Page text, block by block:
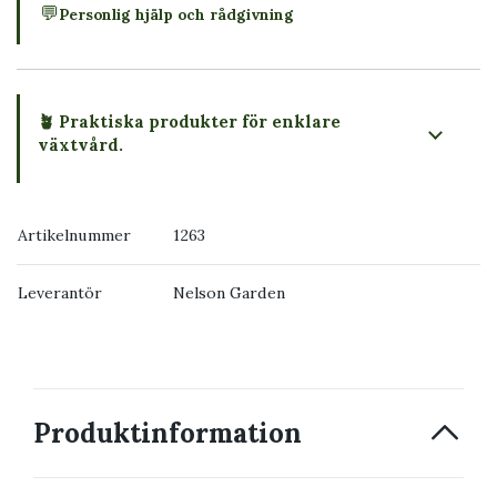
💬Personlig hjälp och rådgivning
🪴 Praktiska produkter för enklare
växtvård.
Artikelnummer 1263
Leverantör Nelson Garden
Produktinformation